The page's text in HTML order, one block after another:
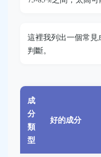
這裡我列出一個常
判斷。
成
分
類
型
好的成分